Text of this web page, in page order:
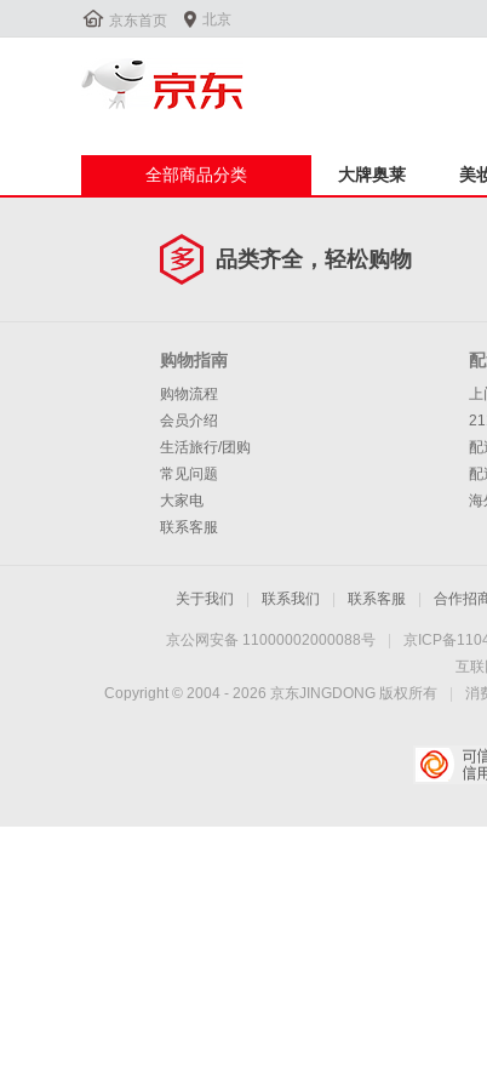
 京东首页  北京
全部商品分类 大牌奥莱 美
品类齐全，轻松购物
购物指南
购物流程
会员介绍
生活旅行/团购
常见问题
大家电
联系客服
上
配
配
海
关于我们 联系我们 联系客服 合作招
京公网安备 11000002000088号 京ICP备
互
Copyright © 2004 - 2026 京东JINGDONG 版权所有 消